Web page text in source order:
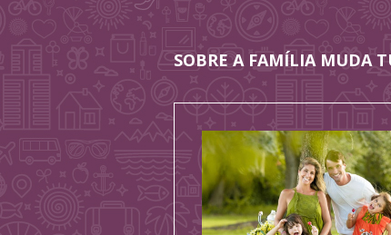
SOBRE A FAMÍLIA MUDA